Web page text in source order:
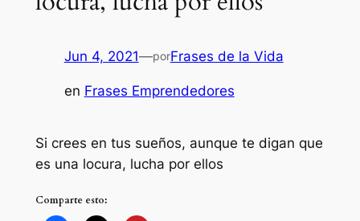
Jun 4, 2021—porFrases de la Vida
en Frases Emprendedores
Si crees en tus sueños, aunque te digan que
es una locura, lucha por ellos
Comparte esto: